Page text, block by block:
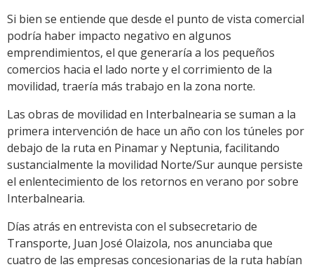
Si bien se entiende que desde el punto de vista comercial
podría haber impacto negativo en algunos
emprendimientos, el que generaría a los pequeños
comercios hacia el lado norte y el corrimiento de la
movilidad, traería más trabajo en la zona norte.
Las obras de movilidad en Interbalnearia se suman a la
primera intervención de hace un año con los túneles por
debajo de la ruta en Pinamar y Neptunia, facilitando
sustancialmente la movilidad Norte/Sur aunque persiste
el enlentecimiento de los retornos en verano por sobre
Interbalnearia.
Días atrás en entrevista con el subsecretario de
Transporte, Juan José Olaizola, nos anunciaba que
cuatro de las empresas concesionarias de la ruta habían